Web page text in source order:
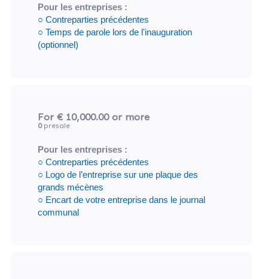
Pour les entreprises :
○ Contreparties précédentes
○ Temps de parole lors de l'inauguration
(optionnel)
For € 10,000.00 or more
0presale
Pour les entreprises :
○ Contreparties précédentes
○ Logo de l’entreprise sur une plaque des
grands mécènes
○ Encart de votre entreprise dans le journal
communal